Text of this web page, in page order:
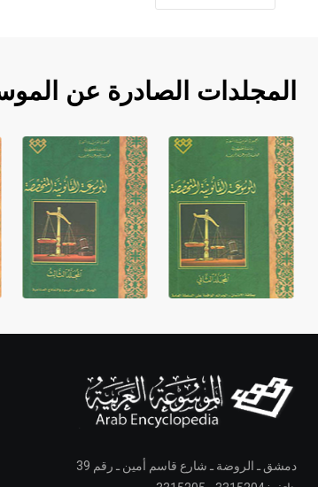
المجلدات الصادرة عن
دمشق ـ الروضة ـ شارع قاسم أمين ـ رقم 39